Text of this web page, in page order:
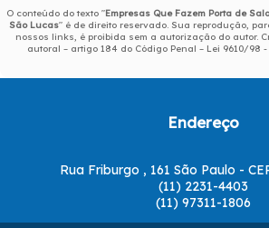
O conteúdo do texto "Empresas Que Fazem Porta de
São Lucas" é de direito reservado. Sua reprodução,
nossos links, é proibida sem a autorização do autor.
autoral – artigo 184 do Código Penal – Lei 9610/98
Endereço
Rua Friburgo , 161 São Paulo -
(11) 2231-4403
(11) 97311-1806